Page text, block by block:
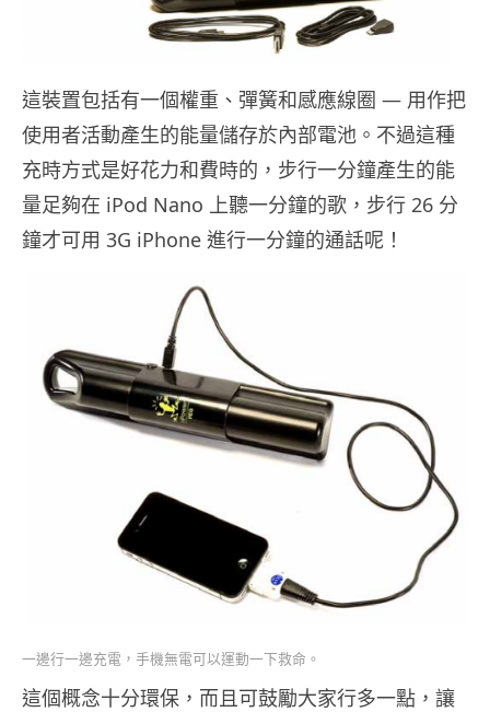
這裝置包括有一個權重、彈簧和感應線圈 — 用作把
使用者活動產生的能量儲存於內部電池。不過這種
充時方式是好花力和費時的，步行一分鐘產生的能
量足夠在 iPod Nano 上聽一分鐘的歌，步行 26 分
鐘才可用 3G iPhone 進行一分鐘的通話呢！
一邊行一邊充電，手機無電可以運動一下救命。
這個概念十分環保，而且可鼓勵大家行多一點，讓